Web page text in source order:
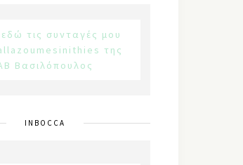
εδώ τις συνταγές μου
της
Βασιλόπουλος
INBOCCA